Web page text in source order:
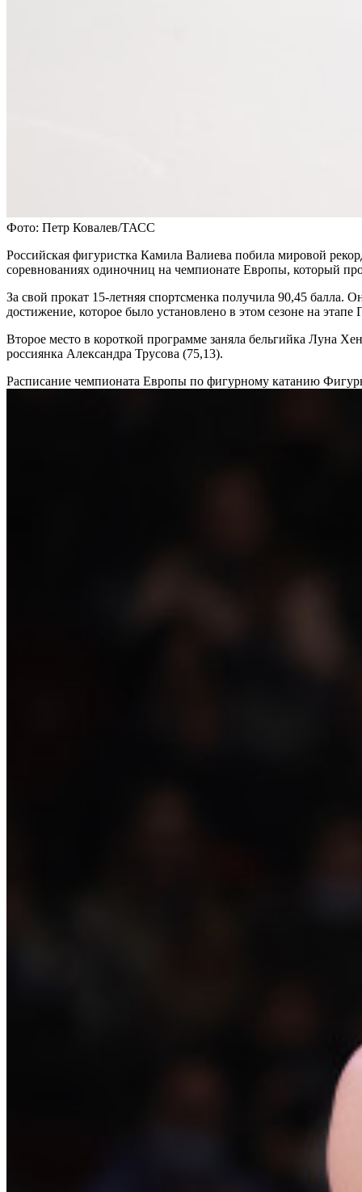
Фото: Петр Ковалев/ТАСС
Российская фигуристка Камила Валиева побила мировой
соревнованиях одиночниц на чемпионате Европы, который
За свой прокат 15-летняя спортсменка получила 90,45 балла.
достижение, которое было установлено в этом сезоне на
Второе место в короткой программе заняла бельгийка Луна
россиянка Александра Трусова (75,13).
Расписание чемпионата Европы по фигурному катанию